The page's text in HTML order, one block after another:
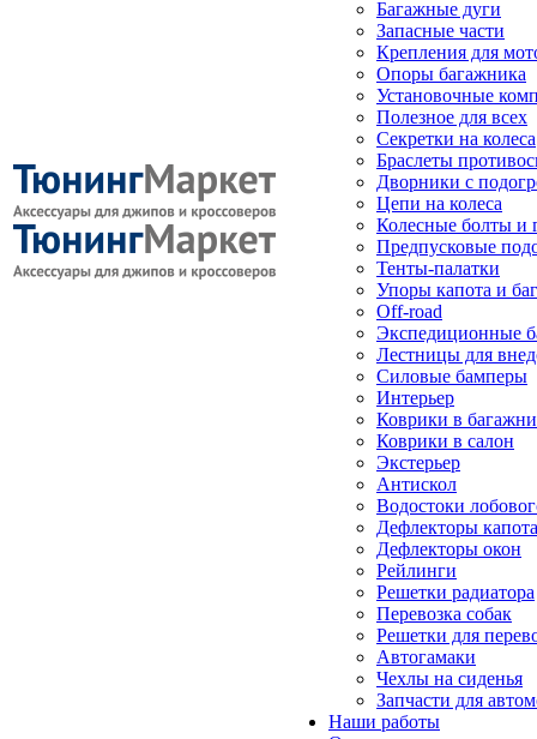
Багажные дуги
Запасные части
Крепления для
Опоры багажника
Установочные
Полезное для всех
Секретки на колеса
Браслеты
Дворники с
Цепи на колеса
Колесные болты и
Предпусковые
Тенты-палатки
Упоры капота и
Off-road
Экспедиционные
Лестницы для
Силовые бамперы
Интерьер
Коврики в
Коврики в салон
Экстерьер
Антискол
Водостоки
Дефлекторы капота
Дефлекторы окон
Рейлинги
Решетки радиатора
Перевозка собак
Решетки для
Автогамаки
Чехлы на сиденья
Запчасти для
Наши работы